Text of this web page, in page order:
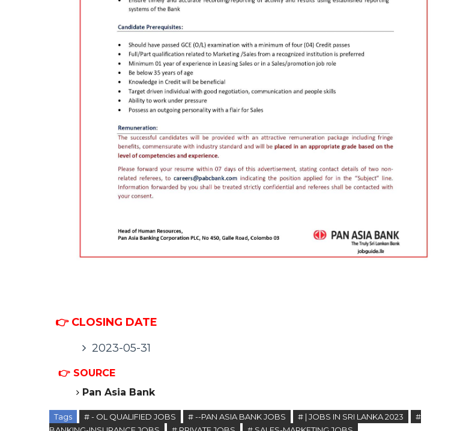
👉 CLOSING DATE
2023-05-31
👉 SOURCE
Pan Asia Bank
Tags # - OL QUALIFIED JOBS # --PAN ASIA BANK JOBS # | JOBS IN SRI LANKA 2023
#